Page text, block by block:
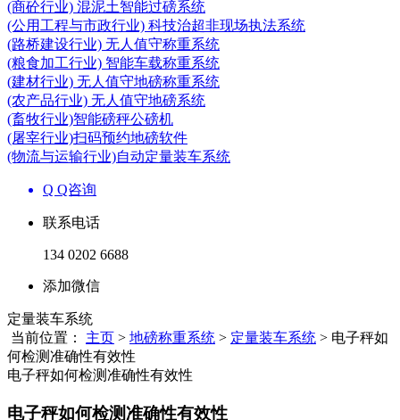
(商砼行业) 混泥土智能过磅系统
(公用工程与市政行业) 科技治超非现场执法系统
(路桥建设行业) 无人值守称重系统
(粮食加工行业) 智能车载称重系统
(建材行业) 无人值守地磅称重系统
(农产品行业) 无人值守地磅系统
(畜牧行业)智能磅秤公磅机
(屠宰行业)扫码预约地磅软件
(物流与运输行业)自动定量装车系统
Q Q咨询
联系电话
134 0202 6688
添加微信
定量装车系统
当前位置： 主页 > 地磅称重系统 > 定量装车系统 > 电子秤如
何检测准确性有效性
电子秤如何检测准确性有效性
电子秤如何检测准确性有效性